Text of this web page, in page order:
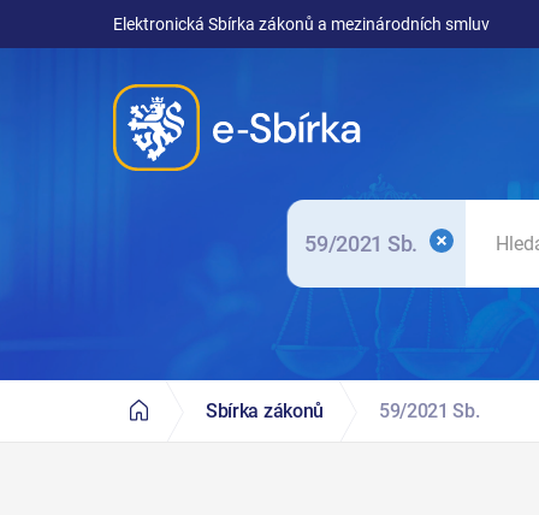
Elektronická Sbírka zákonů a mezinárodních smluv
59/2021 Sb.
Sbírka zákonů 59/2021 Sb.